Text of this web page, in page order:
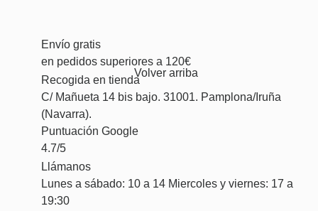
Volver arriba
Envío gratis
en pedidos superiores a 120€
Recogida en tienda
C/ Mañueta 14 bis bajo. 31001. Pamplona/Iruña
(Navarra).
Puntuación Google
4.7/5
Llámanos
Lunes a sábado: 10 a 14 Miercoles y viernes: 17 a
19:30